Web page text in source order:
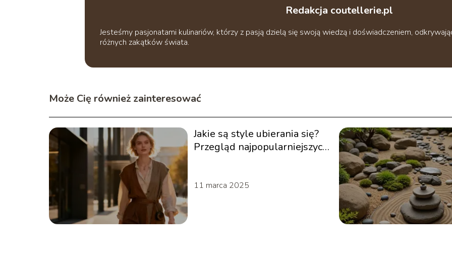
Redakcja coutellerie.pl
Jesteśmy pasjonatami kulinariów, którzy z pasją dzielą się swoją wiedzą i doświadczeniem,
różnych zakątków świata.
Może Cię również zainteresować
Jakie są style ubierania się?
Przegląd najpopularniejszych
11 marca 2025